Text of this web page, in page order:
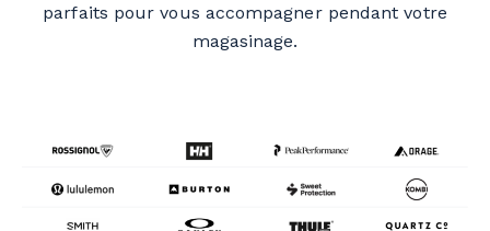
parfaits pour vous accompagner pendant votre
magasinage.